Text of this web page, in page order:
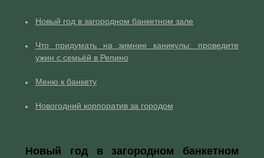
Новый год в загородном банкетном зале
Что придумать на зимние каникулы: проведите
ужин с семьёй в Репино
Меню к банкету
Новогодний корпоратив за городом
Новый год в загородном банкетном